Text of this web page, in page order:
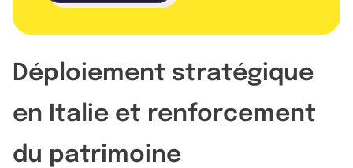
Déploiement stratégique
en Italie et renforcement
du patrimoine